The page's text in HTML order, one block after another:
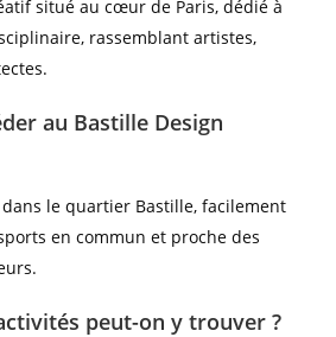
situé au cœur de Paris, dédié à
rassemblant artistes,
au Bastille Design
le quartier Bastille, facilement
en commun et proche des
peut-on y trouver ?